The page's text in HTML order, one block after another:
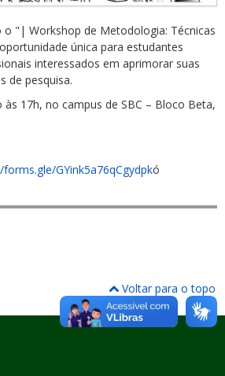
o "| Workshop de Metodologia: Técnicas
única para estudantes
interessados em aprimorar suas
de pesquisa.
17h, no campus de SBC – Bloco Beta,
GYink5a76qCgydpkó
Voltar para o topo